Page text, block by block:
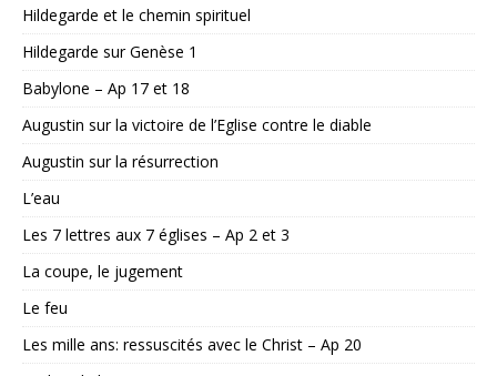
Hildegarde et le chemin spirituel
Hildegarde sur Genèse 1
Babylone – Ap 17 et 18
Augustin sur la victoire de l’Eglise contre le diable
Augustin sur la résurrection
L’eau
Les 7 lettres aux 7 églises – Ap 2 et 3
La coupe, le jugement
Le feu
Les mille ans: ressuscités avec le Christ – Ap 20